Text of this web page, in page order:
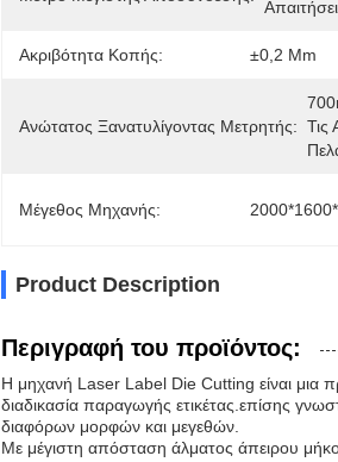
Ακριβότητα Κοπής: ±0,2 Mm
Ανώτατος Ξανατυλίγοντας Μετρητής: Τις
Μέγεθος Μηχανής:
Product Description
Περιγραφή του προϊόντος:
Η μηχανή Laser Label Die Cutting είναι μια
διαδικασία παραγωγής ετικέτας.επίσης
διαφόρων μορφών και μεγεθών.
Με μέγιστη απόσταση άλματος άπειρου